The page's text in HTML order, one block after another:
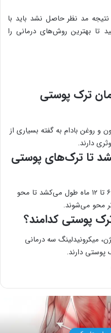
نتیجه مد نظر حاصل نشد باید با
بهترین روش‌های درمانی را
‌ترک‌ پوستی
و روغن بادام به گفته بسیاری از
دارند.
تا ترک‌های پوستی
به طور کلی، ‌ترک‌های پوستی بین ۶ تا ۱۲ ماه طول می‌کشد تا محو
محو می‌شوند.
میکرونیدلینگ سه درمانی
پوستی دارند.